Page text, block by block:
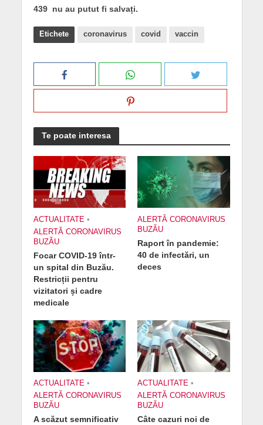
439 nu au putut fi salvați.
Etichete coronavirus covid vaccin
Te poate interesa
ACTUALITATE •
ALERTĂ CORONAVIRUS
BUZĂU
Focar COVID-19 într-
un spital din Buzău.
Restricții pentru
vizitatori și cadre
medicale
ALERTĂ CORONAVIRUS
BUZĂU
Raport în pandemie:
40 de infectări, un
deces
ACTUALITATE •
ALERTĂ CORONAVIRUS
BUZĂU
A scăzut semnificativ
ACTUALITATE •
ALERTĂ CORONAVIRUS
BUZĂU
Câte cazuri noi de